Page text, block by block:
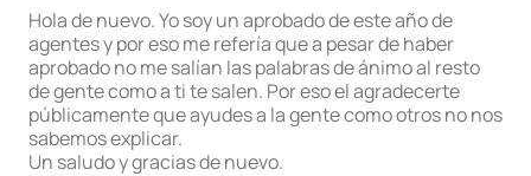
Hola de nuevo. Yo soy un aprobado de este año de
agentes y por eso me refería que a pesar de haber
aprobado no me salían las palabras de ánimo al resto
de gente como a ti te salen. Por eso el agradecerte
públicamente que ayudes a la gente como otros no nos
sabemos explicar.
Un saludo y gracias de nuevo.